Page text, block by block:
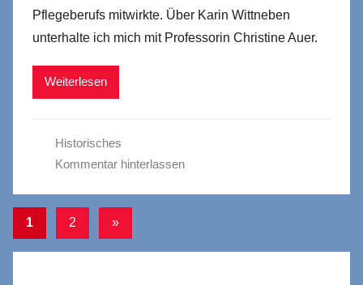
Pflegeberufs mitwirkte. Über Karin Wittneben
unterhalte ich mich mit Professorin Christine Auer.
Weiterlesen
Historisches
Kommentar hinterlassen
Seitennummerierung
der
1 2
Nächste
»